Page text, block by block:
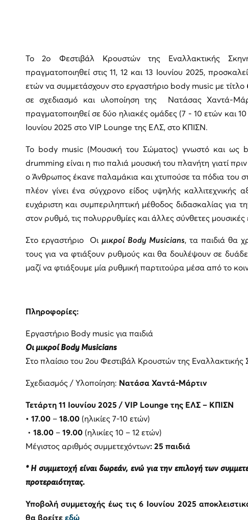
Το 2o Φεστιβάλ Κρουστών της Εναλλακτικής
πραγματοποιηθεί στις 11, 12 και 13 Ιουνίου 2025,
ετών να συμμετάσχουν στο εργαστήριο body music με τίτλο
σε σχεδιασμό και υλοποίηση της Νατάσας Χαντά-
πραγματοποιηθεί σε δύο ηλιακές ομάδες (7 - 10 ετών και 10
Ιουνίου 2025 στο VIP Lounge της ΕΛΣ, στο ΚΠΙΣΝ.
Το body music (Μουσική του Σώματος) γνωστό και ως
drumming είναι η πιο παλιά μουσική του πλανήτη γιατί
ο Άνθρωπος έκανε παλαμάκια και χτυπούσε τα πόδια του
πλέον γίνει ένα σύγχρονο είδος υψηλής καλλιτεχνικής
ευχάριστη και συμπεριληπτική μέθοδος διδασκαλίας για
στον ρυθμό, τις πολυρρυθμίες και άλλες σύνθετες μουσικές
Στο εργαστήριο Οι μικροί Body Musicians, τα παιδιά θα
τους για να φτιάξουν ρυθμούς και θα δουλέψουν σε
μαζί να φτιάξουμε μία ρυθμική παρτιτούρα μέσα από το
Πληροφορίες:
Εργαστήριο Body music για παιδιά
Οι μικροίBody Musicians
Στο πλαίσιο του 2ου Φεστιβάλ Κρουστών της Εναλλακτικής
Σχεδιασμός / Υλοποίηση: Νατάσα Χαντά-Μάρτιν
Τετάρτη 11 Ιουνίου 2025 / VIP Lounge της ΕΛΣ – ΚΠΙΣΝ
• 17.00 – 18.00(ηλικίες 7-10 ετών)
• 18.00 – 19.00(ηλικίες 10 – 12 ετών)
Μέγιστος αριθμός συμμετεχόντων: 25 παιδιά
* Η συμμετοχή είναι δωρεάν, ενώ για την επιλογή των
προτεραιότητας.
Υποβολή συμμετοχής έως τις 6 Ιουνίου 2025
θα βρείτε εδώ